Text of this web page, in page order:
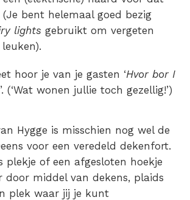
bent helemaal goed bezig
lights gebruikt om vergeten
hoor je van je gasten ‘Hvor bor I
’. (‘Wat wonen jullie toch gezellig!’)
Hygge is misschien nog wel de
voor een veredeld dekenfort.
plekje of een afgesloten hoekje
door middel van dekens, plaids
plek waar jij je kunt